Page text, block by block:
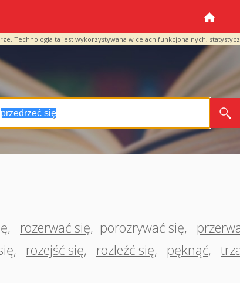
Technologia ta jest wykorzystywana w celach funkcjonalnych,
, rozerwać się, porozrywać się,
, rozejść się, rozleźć się, pęknąć,